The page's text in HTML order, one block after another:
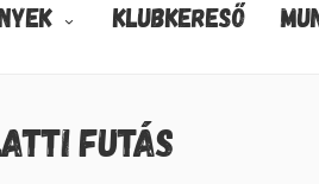
KLUBKERESŐ
FUTÁS